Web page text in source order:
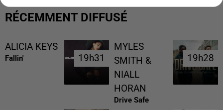
RÉCEMMENT DIFFUSÉ
ALICIA KEYS
Fallin' 19h31
19h31
MYLES
SMITH &
NIALL
HORAN
Drive Safe
19h28
19h28